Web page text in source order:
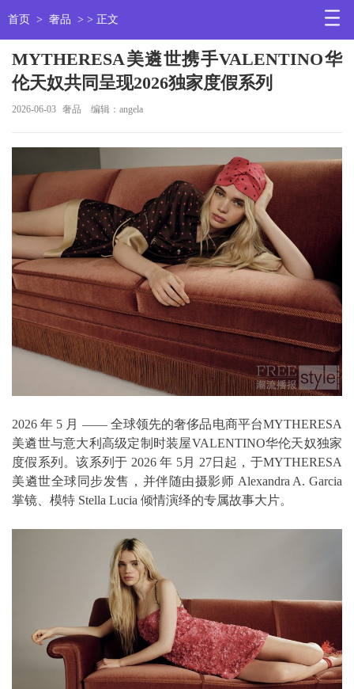
首页 > 奢品 > > 正文
MYTHERESA美遴世携手VALENTINO华
伦天奴共同呈现2026独家度假系列
2026-06-03 奢品 编辑：angela
2026 年 5 月 —— 全球领先的奢侈品电商平台MYTHERESA
美遴世与意大利高级定制时装屋VALENTINO华伦天奴独家
度假系列。该系列于 2026 年 5月 27日起，于MYTHERESA
美遴世全球同步发售，并伴随由摄影师 Alexandra A. Garcia
掌镜、模特 Stella Lucia 倾情演绎的专属故事大片。